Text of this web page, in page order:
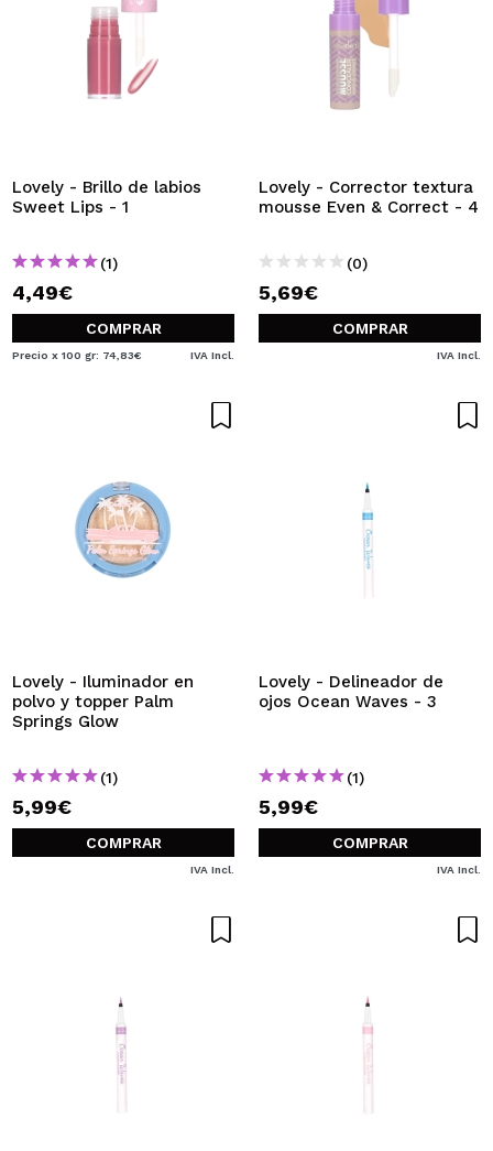
Lovely - Brillo de labios
Sweet Lips - 1
(1)
4,49€
COMPRAR
Precio x 100 gr: 74,83€ IVA Incl.
Lovely - Corrector textura
mousse Even & Correct - 4
(0)
5,69€
COMPRAR
IVA Incl.
Lovely - Iluminador en
polvo y topper Palm
Springs Glow
(1)
5,99€
COMPRAR
IVA Incl.
Lovely - Delineador de
ojos Ocean Waves - 3
(1)
5,99€
COMPRAR
IVA Incl.